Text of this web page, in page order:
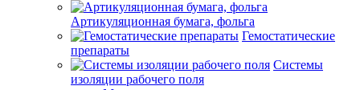
Артикуляционная бумага, фольга
Гемостатические
препараты
Системы
изоляции рабочего поля